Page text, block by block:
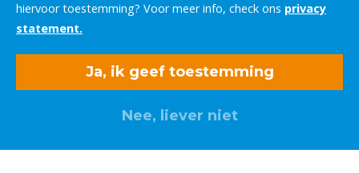
hiervoor toestemming? Voor meer info, check ons privacy
statement.
Ja, ik geef toestemming
Nee, liever niet